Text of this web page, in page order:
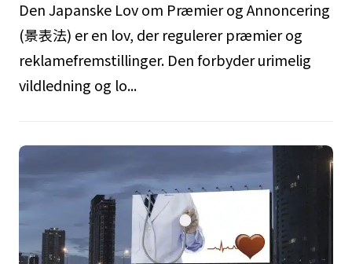
Den Japanske Lov om Præmier og Annoncering
(景表法) er en lov, der regulerer præmier og
reklamefremstillinger. Den forbyder urimelig
vildledning og lo...